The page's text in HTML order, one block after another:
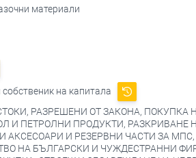
материали
собственик на капитала
РАЗРЕШЕНИ ОТ ЗАКОНА,
И ПЕТРОЛНИ ПРОДУКТИ,
И РЕЗЕРВНИ ЧАСТИ ЗА
НА БЪЛГАРСКИ И ЧУЖДЕСТРАННИ